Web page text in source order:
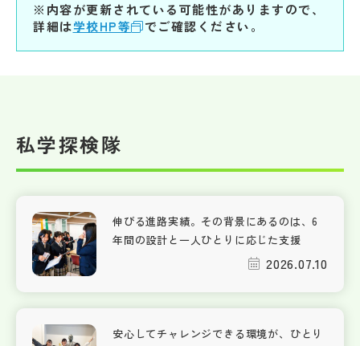
※内容が更新されている可能性がありますので、
詳細は学校HP等 でご確認ください。
私学探検隊
伸びる進路実績。その背景にあるのは、6
年間の設計と一人ひとりに応じた支援
2026.07.10
安心してチャレンジできる環境が、ひとり